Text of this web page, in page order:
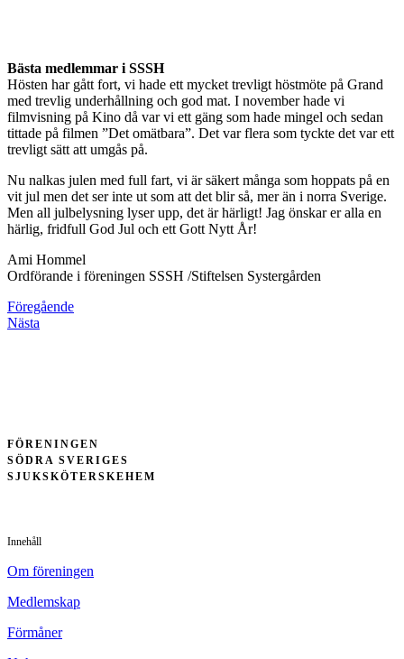
Bästa medlemmar i SSSH
Hösten har gått fort, vi hade ett mycket trevligt höstmöte på Grand
med trevlig underhållning och god mat. I november hade vi
filmvisning på Kino då var vi ett gäng som hade mingel och sedan
tittade på filmen ”Det omätbara”. Det var flera som tyckte det var ett
trevligt sätt att umgås på.
Nu nalkas julen med full fart, vi är säkert många som hoppats på en
vit jul men det ser inte ut som att det blir så, mer än i norra Sverige.
Men all julbelysning lyser upp, det är härligt! Jag önskar er alla en
härlig, fridfull God Jul och ett Gott Nytt År!
Ami Hommel
Ordförande i föreningen SSSH /Stiftelsen Systergården
Föregående
Nästa
FÖRENINGEN
SÖDRA SVERIGES
SJUKSKÖTERSKEHEM
Innehåll
Om föreningen
Medlemskap
Förmåner